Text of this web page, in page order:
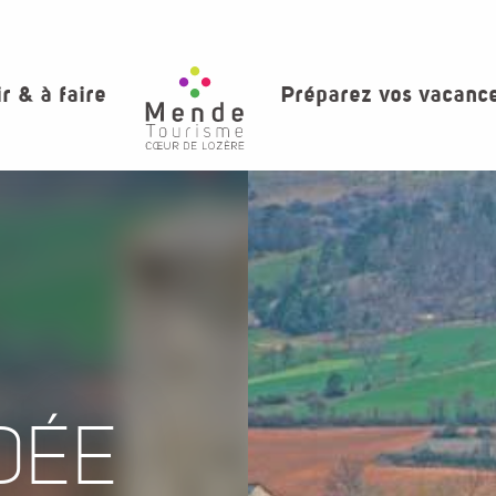
& à faire Préparez vos